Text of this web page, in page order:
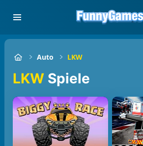
Auto LKW
LKW Spiele